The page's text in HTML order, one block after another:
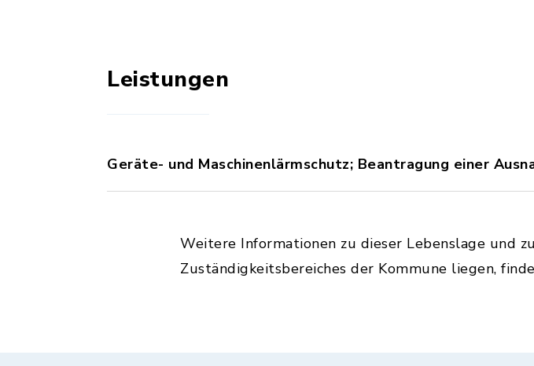
Leistungen
Geräte- und Maschinenlärmschutz; Beantragung einer
Weitere Informationen zu dieser Lebenslage und
Zuständigkeitsbereiches der Kommune liegen,